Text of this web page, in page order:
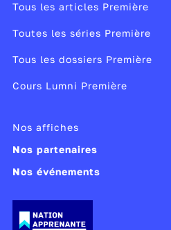
Tous les articles Première
Toutes les séries Première
Tous les dossiers Première
Cours Lumni Première
Nos affiches
Nos partenaires
Nos événements